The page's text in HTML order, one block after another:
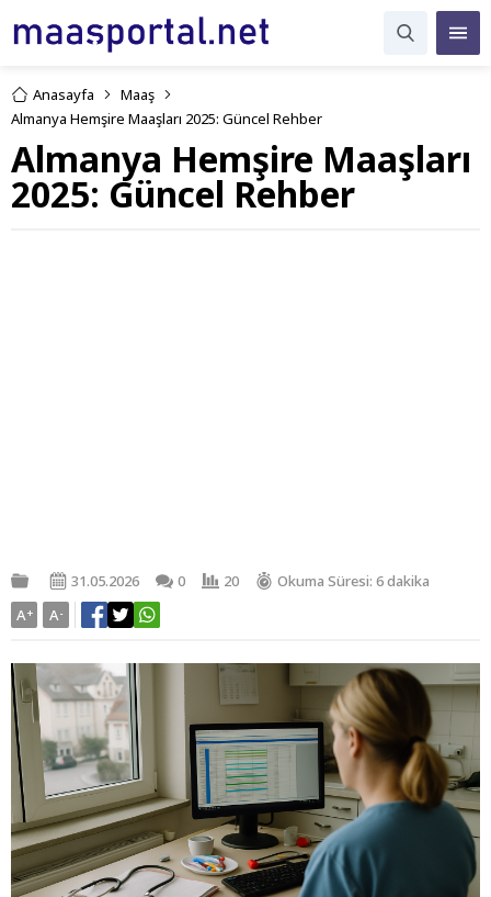
Anasayfa
Maaş
Almanya Hemşire Maaşları 2025: Güncel Rehber
Almanya Hemşire Maaşları
2025: Güncel Rehber
31.05.2026 0 20
Okuma Süresi: 6 dakika
A+ A-